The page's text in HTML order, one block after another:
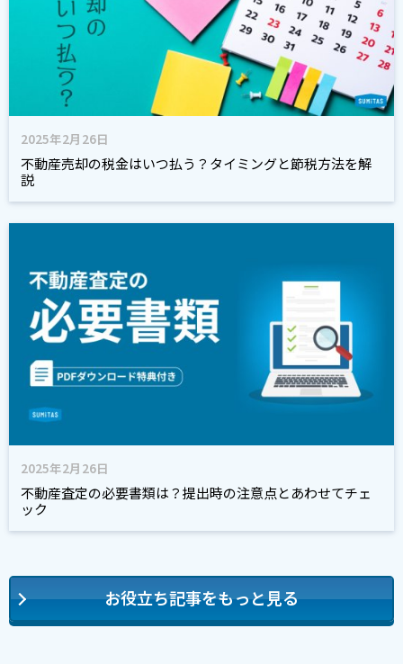
2025年2月26日
不動産売却の税金はいつ払う？タイミングと節税方法を解
説
2025年2月26日
不動産査定の必要書類は？提出時の注意点とあわせてチェ
ック
お役立ち記事をもっと見る